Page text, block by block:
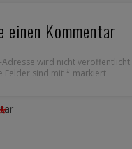
einen Kommentar
Adresse wird nicht veröffentlicht.
Felder sind mit * markiert